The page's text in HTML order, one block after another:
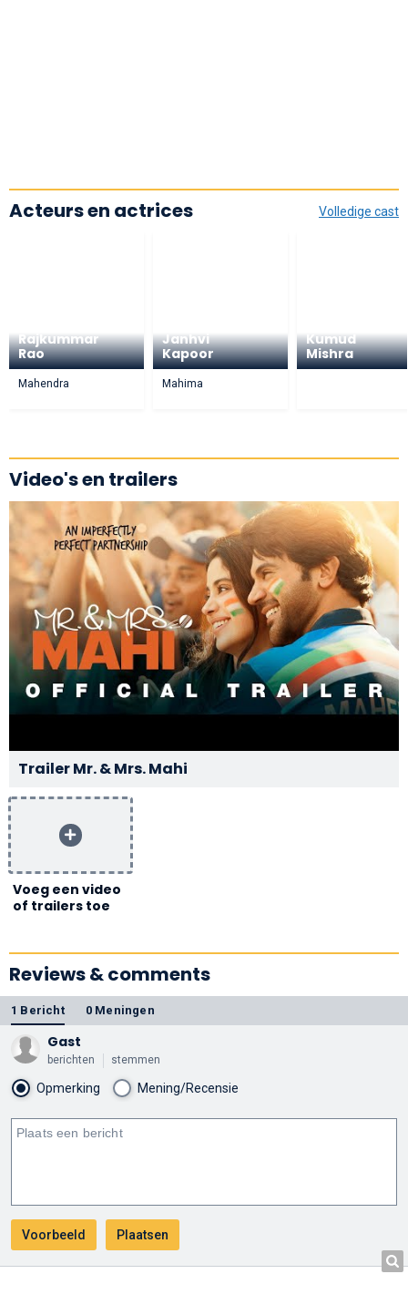
Volledige cast
Acteurs en actrices
Rajkummar
Rao
Mahendra
Janhvi
Kapoor
Mahima
Kumud
Mishra
Video's en trailers
Trailer Mr. & Mrs. Mahi
Voeg een video
of trailers toe
Reviews & comments
1 Bericht 0 Meningen
Gast
berichten stemmen
Opmerking Mening/Recensie